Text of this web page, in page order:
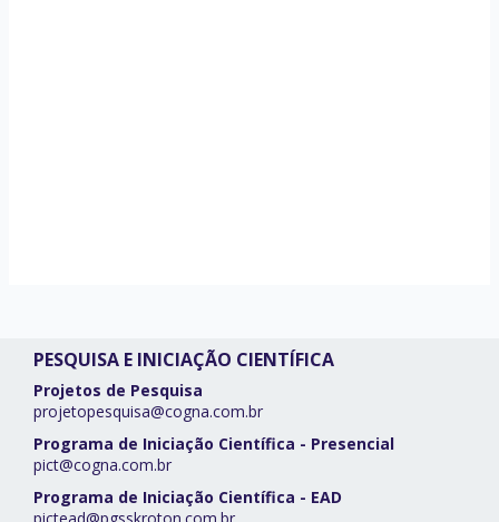
PESQUISA E INICIAÇÃO CIENTÍFICA
Projetos de Pesquisa
projetopesquisa@cogna.com.br
Programa de Iniciação Científica - Presencial
pict@cogna.com.br
Programa de Iniciação Científica - EAD